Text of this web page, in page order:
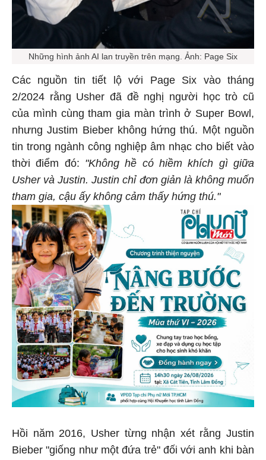
Những hình ảnh AI lan truyền trên mạng. Ảnh: Page Six
Các nguồn tin tiết lộ với Page Six vào tháng
2/2024 rằng Usher đã đề nghị người học trò cũ
của mình cùng tham gia màn trình ở Super Bowl,
nhưng Justim Bieber không hứng thú. Một nguồn
tin trong ngành công nghiệp âm nhạc cho biết vào
thời điểm đó: "Không hề có hiềm khích gì giữa
Usher và Justin. Justin chỉ đơn giản là không muốn
tham gia, cậu ấy không cảm thấy hứng thú."
Hồi năm 2016, Usher từng nhận xét rằng Justin
Bieber "giống như một đứa trẻ" đối với anh khi bàn